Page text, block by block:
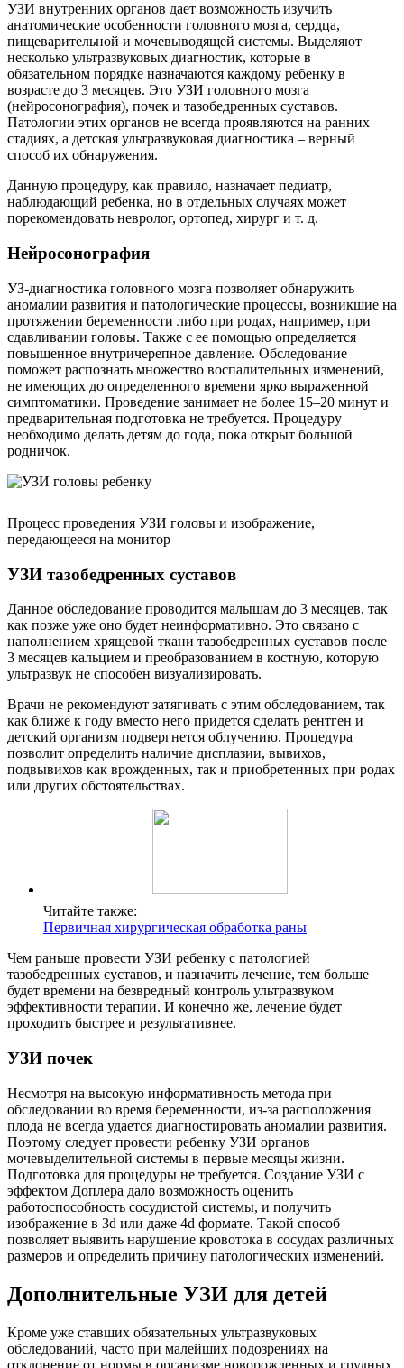
УЗИ внутренних органов дает возможность изучить
анатомические особенности головного мозга, сердца,
пищеварительной и мочевыводящей системы. Выделяют
несколько ультразвуковых диагностик, которые в
обязательном порядке назначаются каждому ребенку в
возрасте до 3 месяцев. Это УЗИ головного мозга
(нейросонография), почек и тазобедренных суставов.
Патологии этих органов не всегда проявляются на ранних
стадиях, а детская ультразвуковая диагностика – верный
способ их обнаружения.
Данную процедуру, как правило, назначает педиатр,
наблюдающий ребенка, но в отдельных случаях может
порекомендовать невролог, ортопед, хирург и т. д.
Нейросонография
УЗ-диагностика головного мозга позволяет обнаружить
аномалии развития и патологические процессы, возникшие на
протяжении беременности либо при родах, например, при
сдавливании головы. Также с ее помощью определяется
повышенное внутричерепное давление. Обследование
поможет распознать множество воспалительных изменений,
не имеющих до определенного времени ярко выраженной
симптоматики. Проведение занимает не более 15–20 минут и
предварительная подготовка не требуется. Процедуру
необходимо делать детям до года, пока открыт большой
родничок.
Процесс проведения УЗИ головы и изображение,
передающееся на монитор
УЗИ тазобедренных суставов
Данное обследование проводится малышам до 3 месяцев, так
как позже уже оно будет неинформативно. Это связано с
наполнением хрящевой ткани тазобедренных суставов после
3 месяцев кальцием и преобразованием в костную, которую
ультразвук не способен визуализировать.
Врачи не рекомендуют затягивать с этим обследованием, так
как ближе к году вместо него придется сделать рентген и
детский организм подвергнется облучению. Процедура
позволит определить наличие дисплазии, вывихов,
подвывихов как врожденных, так и приобретенных при родах
или других обстоятельствах.
Читайте также:
Первичная хирургическая обработка раны
Чем раньше провести УЗИ ребенку с патологией
тазобедренных суставов, и назначить лечение, тем больше
будет времени на безвредный контроль ультразвуком
эффективности терапии. И конечно же, лечение будет
проходить быстрее и результативнее.
УЗИ почек
Несмотря на высокую информативность метода при
обследовании во время беременности, из-за расположения
плода не всегда удается диагностировать аномалии развития.
Поэтому следует провести ребенку УЗИ органов
мочевыделительной системы в первые месяцы жизни.
Подготовка для процедуры не требуется. Создание УЗИ с
эффектом Доплера дало возможность оценить
работоспособность сосудистой системы, и получить
изображение в 3d или даже 4d формате. Такой способ
позволяет выявить нарушение кровотока в сосудах различных
размеров и определить причину патологических изменений.
Дополнительные УЗИ для детей
Кроме уже ставших обязательных ультразвуковых
обследований, часто при малейших подозрениях на
отклонение от нормы в организме новорожденных и грудных